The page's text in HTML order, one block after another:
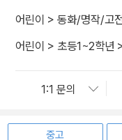
어린이 > 동화/명작/고
어린이 > 초등1~2학년
중고